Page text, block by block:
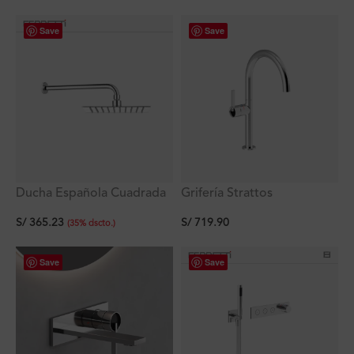
Save
Ducha Española Cuadrada
Redondo 35cm
S/365.23 (35% dscto.)
Save
Grifería Strattos
Mueble Ferretti
S/719.90
Save Save